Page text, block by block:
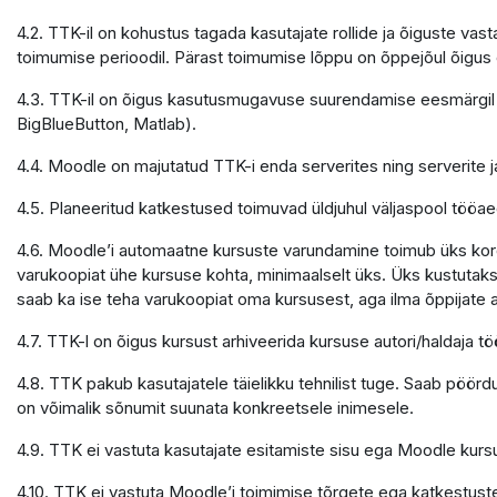
4.2. TTK-il on kohustus tagada kasutajate rollide ja õiguste
toimumise perioodil. Pärast toimumise lõppu on õppejõul
4.3. TTK-il on õigus kasutusmugavuse suurendamise
BigBlueButton, Matlab).
4.4. Moodle on majutatud TTK-i enda serverites ning
4.5. Planeeritud katkestused toimuvad üldjuhul väljaspool
4.6. Moodle’i automaatne kursuste varundamine toimub üks
varukoopiat ühe kursuse kohta, minimaalselt üks. Üks
saab ka ise teha varukoopiat oma kursusest, aga ilma õppijate
4.7. TTK-l on õigus kursust arhiveerida kursuse autori/haldaja
4.8. TTK pakub kasutajatele täielikku tehnilist tuge. Saab
on võimalik sõnumit suunata konkreetsele inimesele.
4.9. TTK ei vastuta kasutajate esitamiste sisu ega Moodle
4.10. TTK ei vastuta Moodle’i toimimise tõrgete ega